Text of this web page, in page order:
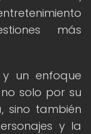
más
un enfoque
solo por su
sino también
y la